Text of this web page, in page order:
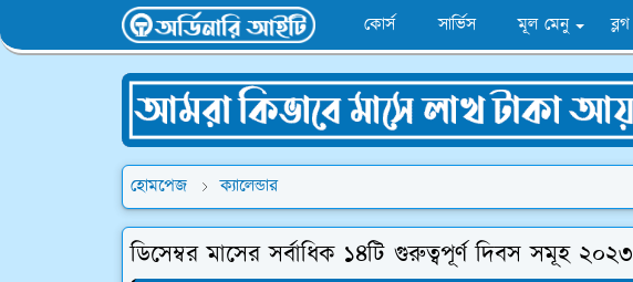
কোর্স সার্ভিস মূল মেনু ব্লগ
হোমপেজ ক্যালেন্ডার
ডিসেম্বর মাসের সর্বাধিক ১৪টি গুরুত্বপূর্ণ দিবস সমূহ ২০২৩